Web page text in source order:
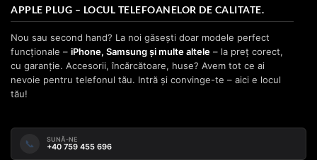
APPLE PLUG – LOCUL TELEFOANELOR DE CALITATE.
Nou sau second hand? La noi găsești doar modele perfect
funcționale – iPhone, Samsung și multe altele – la preț corect,
cu garanție. Accesorii, încărcătoare, huse? Avem tot ce ai
nevoie pentru telefonul tău. Intră și convinge-te – aici e locul
tău!
📞 SUNĂ-NE
+40 759 455 696